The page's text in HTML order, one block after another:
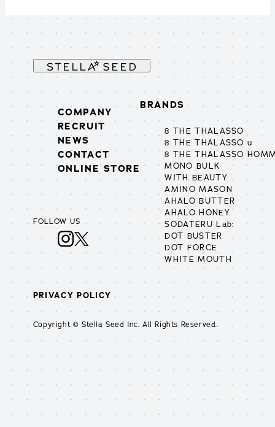
COMPANY
RECRUIT
NEWS
CONTACT
ONLINE STORE
FOLLOW US
BRANDS
8 THE THALASSO
8 THE THALASSO u
8 THE THALASSO
MONO BULK
WITH BEAUTY
AMINO MASON
AHALO BUTTER
AHALO HONEY
SODATERU Lab:
DOT BUSTER
DOT FORCE
WHITE MOUTH
PRIVACY POLICY
Copyright © Stella Seed Inc. All Rights Reserved.